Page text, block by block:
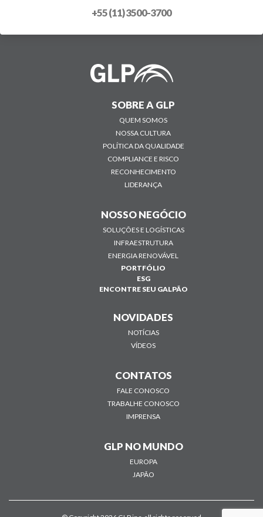
+55 (11) 3500-3700
SOBRE A GLP
QUEM SOMOS
NOSSA CULTURA
POLÍTICA DA QUALIDADE
COMPLIANCE E RISCO
RECONHECIMENTO
LIDERANÇA
NOSSO NEGÓCIO
SOLUÇÕES E LOGÍSTICAS
INFRAESTRUTURA
ENERGIA RENOVÁVEL
PORTFÓLIO
ESG
ENCONTRE SEU GALPÃO
NOVIDADES
NOTÍCIAS
VÍDEOS
CONTATOS
FALE CONOSCO
TRABALHE CONOSCO
IMPRENSA
GLP NO MUNDO
EUROPA
JAPÃO